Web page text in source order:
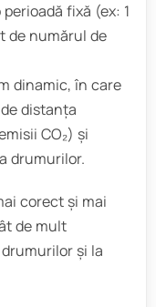
fixă (ex: 1
de numărul de
dinamic, în care
distanța
CO₂) și
drumurilor.
corect și mai
de mult
și la